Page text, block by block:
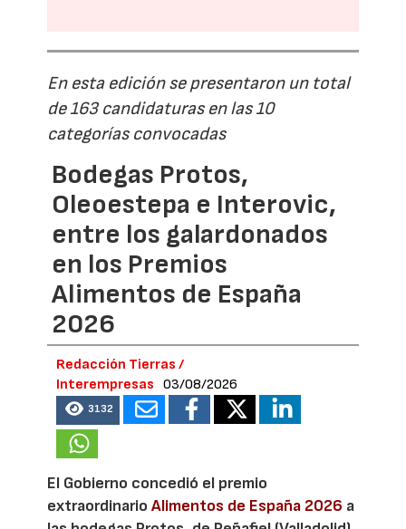
En esta edición se presentaron un total
de 163 candidaturas en las 10
categorías convocadas
Bodegas Protos,
Oleoestepa e Interovic,
entre los galardonados
en los Premios
Alimentos de España
2026
Redacción Tierras /
Interempresas
03/08/2026
3132
El Gobierno concedió el premio
extraordinarioAlimentos de España 2026 a